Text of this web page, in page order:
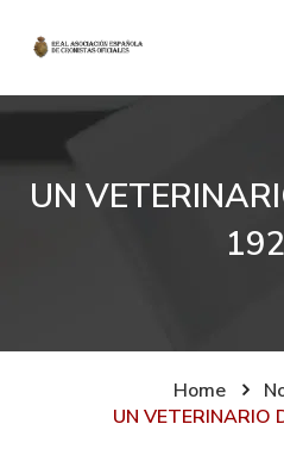
UN
Home
UN VETERINARIO